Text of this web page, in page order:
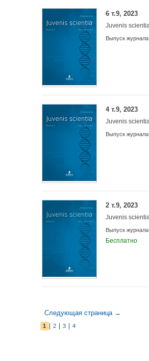
6 т.9, 2023
Juvenis
Выпуск журнала
4 т.9, 2023
Juvenis
Выпуск журнала
2 т.9, 2023
Juvenis
Выпуск журнала
Бесплатно
Следующая страница →
1 2 3 4